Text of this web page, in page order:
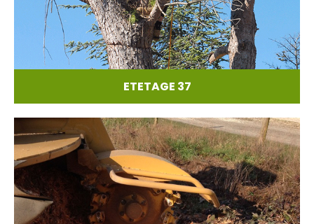
ETETAGE 37